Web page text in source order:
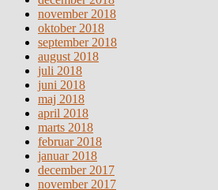
november 2018
oktober 2018
september 2018
august 2018
juli 2018
juni 2018
maj 2018
april 2018
marts 2018
februar 2018
januar 2018
december 2017
november 2017